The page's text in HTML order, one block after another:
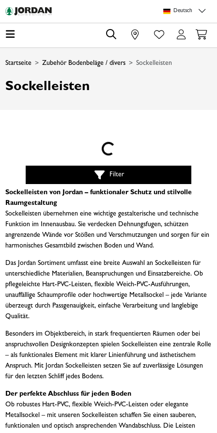
Deutsch
0
Startseite Zubehör Bodenbeläge / divers Sockelleisten
Sockelleisten
Loading...
Filter
Sockelleisten von Jordan – funktionaler Schutz und stilvolle
Raumgestaltung
Sockelleisten übernehmen eine wichtige gestalterische und technische
Funktion im Innenausbau. Sie verdecken Dehnungsfugen, schützen
angrenzende Wände vor Stößen und Verschmutzungen und sorgen für ein
harmonisches Gesamtbild zwischen Boden und Wand.
Das Jordan Sortiment umfasst eine breite Auswahl an Sockelleisten für
unterschiedliche Materialien, Beanspruchungen und Einsatzbereiche. Ob
pflegeleichte Hart-PVC-Leisten, flexible Weich-PVC-Ausführungen,
unauffällige Schaumprofile oder hochwertige Metallsockel – jede Variante
überzeugt durch Passgenauigkeit, einfache Verarbeitung und langlebige
Qualität.
Besonders im Objektbereich, in stark frequentierten Räumen oder bei
anspruchsvollen Designkonzepten spielen Sockelleisten eine zentrale Rolle
– als funktionales Element mit klarer Linienführung und ästhetischem
Anspruch. Mit Jordan Sockelleisten setzen Sie auf zuverlässige Lösungen
für den letzten Schliff jedes Bodens.
Der perfekte Abschluss für jeden Boden
Ob robustes Hart-PVC, flexible Weich-PVC-Leisten oder elegante
Metallsockel – mit unseren Sockelleisten schaffen Sie einen sauberen,
funktionalen und optisch ansprechenden Wandabschluss. Die Leisten